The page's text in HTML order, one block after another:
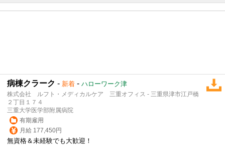
病棟クラーク - 新着 - ハローワーク津
株式会社 ルフト・メディカルケア 三重オフィス - 三重県津市江戸橋
２丁目１７４
三重大学医学部附属病院
有期雇用
月給 177,450円
無資格＆未経験でも大歓迎！